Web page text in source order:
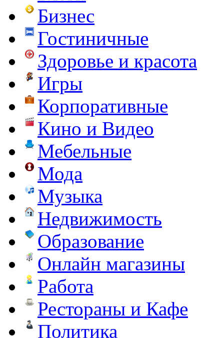
Бизнес
Гостиничные
Здоровье и красота
Игры
Корпоративные
Кино и Видео
Мебельные
Мода
Музыка
Недвижимость
Образование
Онлайн магазины
Работа
Рестораны и Кафе
Политика